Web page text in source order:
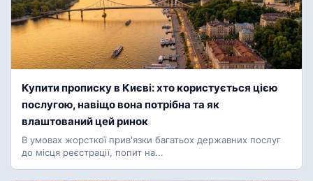
Купити прописку в Києві: хто користується цією
послугою, навіщо вона потрібна та як
влаштований цей ринок
В умовах жорсткої прив'язки багатьох державних послуг
до місця реєстрації, попит на...